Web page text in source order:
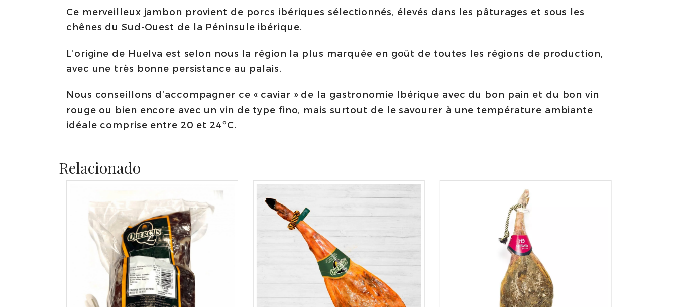
de
Ce merveilleux jambon provient de porcs ibériques sélectionnés, élevés dans les pâturages et sous les
chênes du Sud-Ouest de la Péninsule ibérique.
L’origine de Huelva est selon nous la région la plus marquée en goût de toutes les régions de production,
avec une très bonne persistance au palais.
Nous conseillons d’accompagner ce « caviar » de la gastronomie Ibérique avec du bon pain et du bon vin
rouge ou bien encore avec un vin de type fino, mais surtout de le savourer à une température ambiante
idéale comprise entre 20 et 24ºC.
Relacionado